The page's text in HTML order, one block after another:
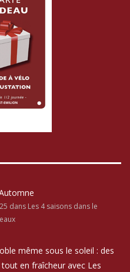
dans Les 4 saisons dans le
même sous le soleil : des
en fraîcheur avec Les